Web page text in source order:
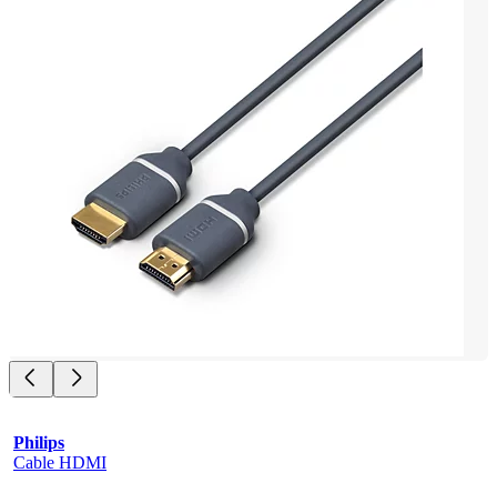
Philips
Cable HDMI